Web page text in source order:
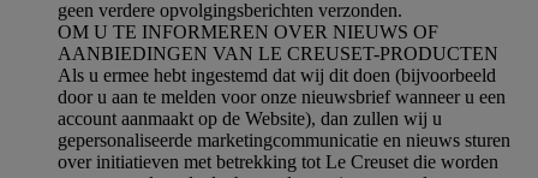
geen verdere opvolgingsberichten verzonden.
OM U TE INFORMEREN OVER NIEUWS OF
AANBIEDINGEN VAN LE CREUSET-PRODUCTEN
Als u ermee hebt ingestemd dat wij dit doen (bijvoorbeeld
door u aan te melden voor onze nieuwsbrief wanneer u een
account aanmaakt op de Website), dan zullen wij u
gepersonaliseerde marketingcommunicatie en nieuws sturen
over initiatieven met betrekking tot Le Creuset die worden